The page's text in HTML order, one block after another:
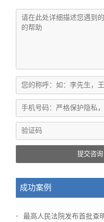
提交咨询
成功案例
最高人民法院发布首批查明